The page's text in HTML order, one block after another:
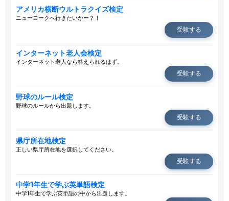
アメリカ横断ウルトラクイズ検定
ニューヨークへ行きたいかー？！
受験する
インターネット老人会検定
インターネット老人なら答えられるはず。
受験する
野球のルール検定
野球のルールから出題します。
受験する
県庁所在地検定
正しい県庁所在地を選択してください。
受験する
中学1年生で学ぶ英単語検定
中学1年生で学ぶ英単語の中から出題します。